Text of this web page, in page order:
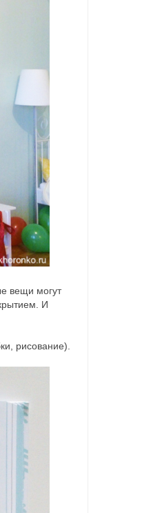
вещи могут
И
рисование).